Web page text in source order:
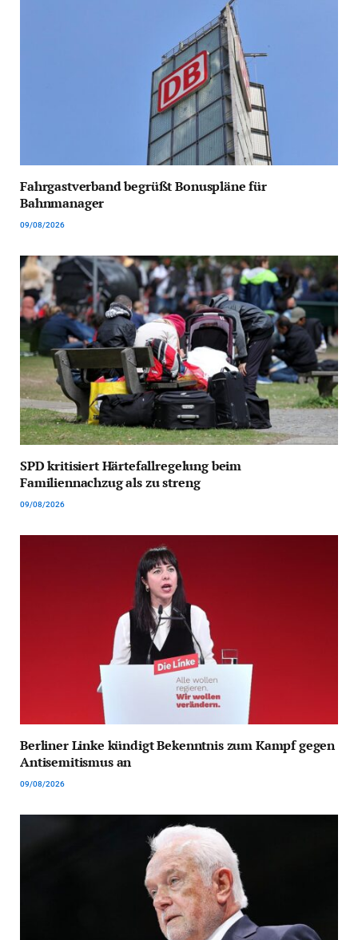
Fahrgastverband begrüßt Bonuspläne für
Bahnmanager
09/08/2026
SPD kritisiert Härtefallregelung beim
Familiennachzug als zu streng
09/08/2026
Berliner Linke kündigt Bekenntnis zum Kampf gegen
Antisemitismus an
09/08/2026